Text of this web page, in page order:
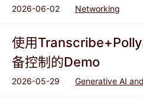
2026-06-02 Networking
使用
备控制的Demo
2026-05-29 Generative AI